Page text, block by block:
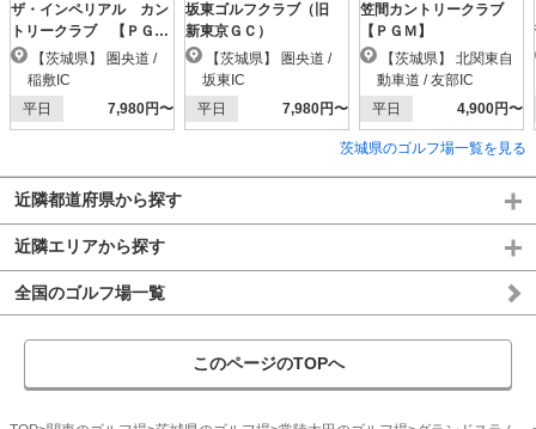
ザ・インペリアル カン
トリークラブ 【ＰＧ
Ｍ】
稲敷IC
平日
7,980円〜
坂東ゴルフクラブ（旧
新東京ＧＣ）
坂東IC
平日
7,980円〜
笠間カントリークラブ
【ＰＧＭ】
動車道 / 友部IC
平日
4,900円〜
茨城県のゴルフ場一覧を見る
近隣都道府県から探す
近隣エリアから探す
全国のゴルフ場一覧
このページのTOPへ